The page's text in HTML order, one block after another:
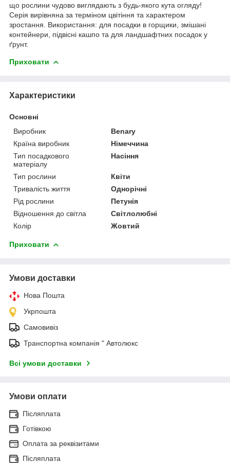
що рослини чудово виглядають з будь-якого кута огляду!
Серія вирівняна за терміном цвітіння та характером
зростання. Використання: для посадки в горщики, змішані
контейнери, підвісні кашпо та для ландшафтних посадок у
ґрунт.
Приховати
Характеристики
Основні
Виробник
Benary
Країна виробник
Німеччина
Тип посадкового
матеріалу
Насіння
Тип рослини
Квіти
Тривалість життя
Однорічні
Рід рослини
Петунія
Відношення до світла
Світлолюбні
Колір
Жовтий
Приховати
Умови доставки
Нова Пошта
Укрпошта
Самовивіз
Транспортна компанія " Автолюкс
Всі умови доставки
Умови оплати
Післяплата
Готівкою
Оплата за реквізитами
Післяплата